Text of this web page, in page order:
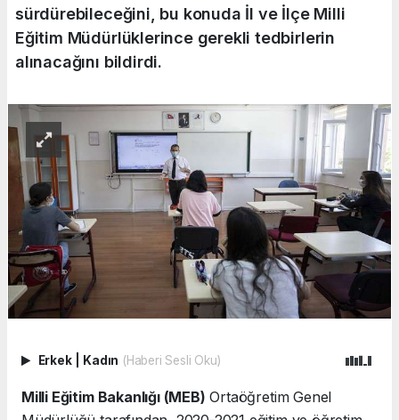
sürdürebileceğini, bu konuda İl ve İlçe Milli
Eğitim Müdürlüklerince gerekli tedbirlerin
alınacağını bildirdi.
Erkek Kadın (Haberi Sesli Oku)
Milli Eğitim Bakanlığı (MEB) Ortaöğretim Genel